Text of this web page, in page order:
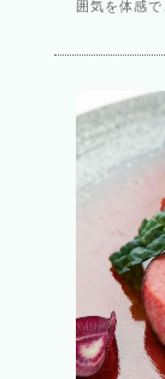
囲気を体感